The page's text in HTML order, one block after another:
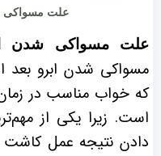
علت مسواکی
علت مسواکی شدن
مسواکی شدن ابرو بعد
که خواب مناسب در
است. زیرا یکی از
دادن نتیجه عمل